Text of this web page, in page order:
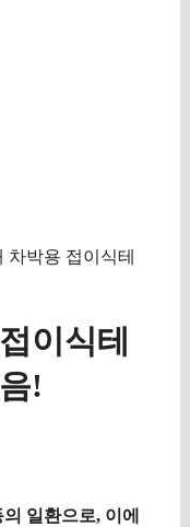
차박용 접이식테
이식테
!
일환으로, 이에